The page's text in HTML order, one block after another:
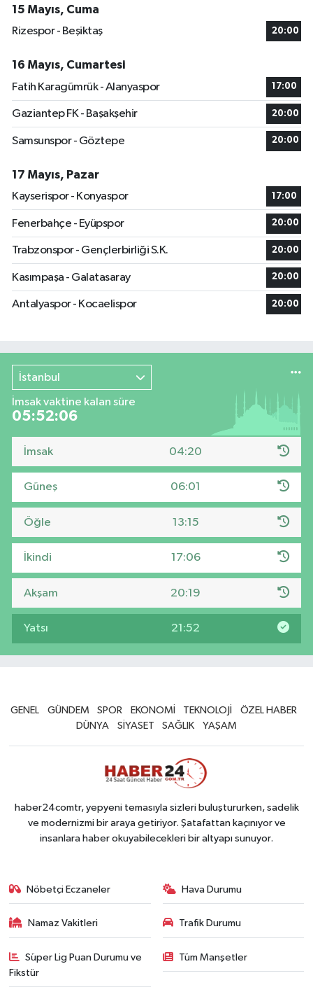
15 Mayıs, Cuma
Rizespor - Beşiktaş
20:00
16 Mayıs, Cumartesi
Fatih Karagümrük - Alanyaspor
17:00
Gaziantep FK - Başakşehir 20:00
Samsunspor - Göztepe 20:00
17 Mayıs, Pazar
Kayserispor - Konyaspor
17:00
Fenerbahçe - Eyüpspor 20:00
Trabzonspor - Gençlerbirliği S.K. 20:00
Kasımpaşa - Galatasaray 20:00
Antalyaspor - Kocaelispor 20:00
İstanbul
İmsak vaktine kalan süre
05:52:05
İmsak 04:20
Güneş 06:01
Öğle 13:15
İkindi 17:06
Akşam 20:19
Yatsı 21:52
GENEL GÜNDEM SPOR EKONOMİ TEKNOLOJİ
ÖZEL HABER
DÜNYA
SİYASET SAĞLIK YAŞAM
haber24comtr, yepyeni temasıyla sizleri buluştururken, sadelik
ve modernizmi bir araya getiriyor. Şatafattan kaçınıyor ve
insanlara haber okuyabilecekleri bir altyapı sunuyor.
Nöbetçi Eczaneler Hava Durumu
Namaz Vakitleri Trafik Durumu
Süper Lig Puan Durumu ve
Fikstür
Tüm Manşetler